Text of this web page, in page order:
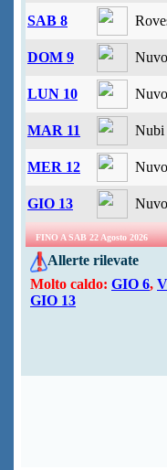
SAB 8
DOM 9
LUN 10
MAR 11 Nubi
MER 12
GIO 13
FINO A SAB 22 Agosto 2026
Allerte rilevate
Molto caldo: GIO 6,
GIO 13